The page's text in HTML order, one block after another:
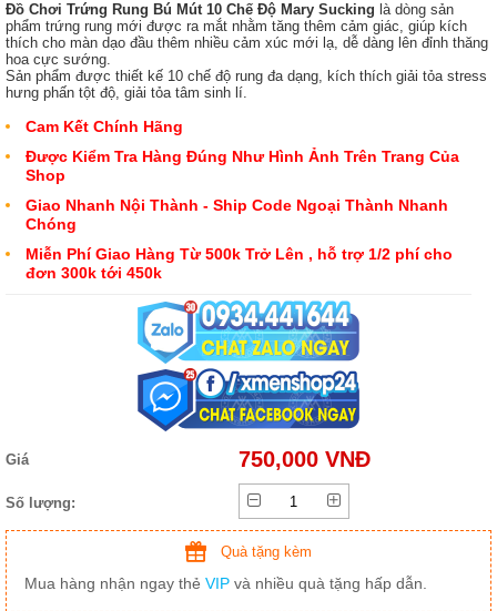
Đồ Chơi Trứng Rung Bú Mút 10 Chế Độ Mary Sucking là dòng sản
phẩm trứng rung mới được ra mắt nhằm tăng thêm cảm giác, giúp kích
thích cho màn dạo đầu thêm nhiều cảm xúc mới lạ, dễ dàng lên đỉnh thăng
hoa cực sướng.
Sản phẩm được thiết kế 10 chế độ rung đa dạng, kích thích giải tỏa stress
hưng phấn tột độ, giải tỏa tâm sinh lí.
Cam Kết Chính Hãng
Được Kiểm Tra Hàng Đúng Như Hình Ảnh Trên Trang Của
Shop
Giao Nhanh Nội Thành - Ship Code Ngoại Thành Nhanh
Chóng
Miễn Phí Giao Hàng Từ 500k Trở Lên , hỗ trợ 1/2 phí cho
đơn 300k tới 450k
Giá 750,000 VNĐ
Số lượng:
Quà tặng kèm
Mua hàng nhận ngay thẻ VIP và nhiều quà tặng hấp dẫn.